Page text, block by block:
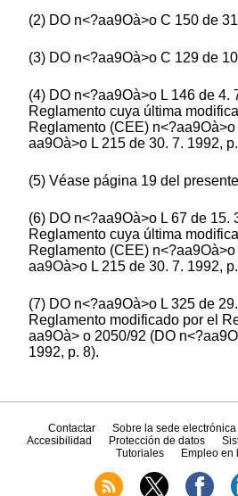
(2) DO n<?aa9Oà>o C 150 de
(3) DO n<?aa9Oà>o C 129 de
(4) DO n<?aa9Oà>o L 146 de 4.
Reglamento cuya última
Reglamento (CEE)
aa9Oà>o L 215 de 30. 7. 1992,
(5) Véase página 19 del
(6) DO n<?aa9Oà>o L 67 de 15.
Reglamento cuya última
Reglamento (CEE)
aa9Oà>o L 215 de 30. 7. 1992,
(7) DO n<?aa9Oà>o L 325 de
Reglamento modificado por el
aa9Oà> o 2050/92 (DO
1992, p. 8).
Contactar Sobre la sede electrónica
Accesibilidad
Protección de datos
Tutoriales
Empleo en